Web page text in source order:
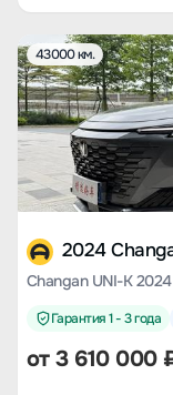
43000 км.
2024
Changan UNI-K
Гарантия 1 - 3 года
от3 610 000